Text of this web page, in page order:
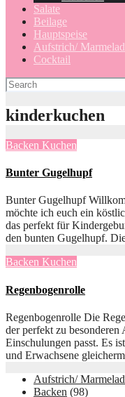
Salate
Beilage
Hauptspeise
Aufstrich/
Cocktail
kinderkuchen
Backen Kuchen
Bunter Gugelhupf
Bunter Gugelhupf
möchte ich euch ein
das perfekt für
den bunten Gugelhupf.
Backen Kuchen
Regenbogenrolle
Regenbogenrolle Die
der perfekt zu
Einschulungen passt. Es
und Erwachsene
Aufstrich/
Backen (98)